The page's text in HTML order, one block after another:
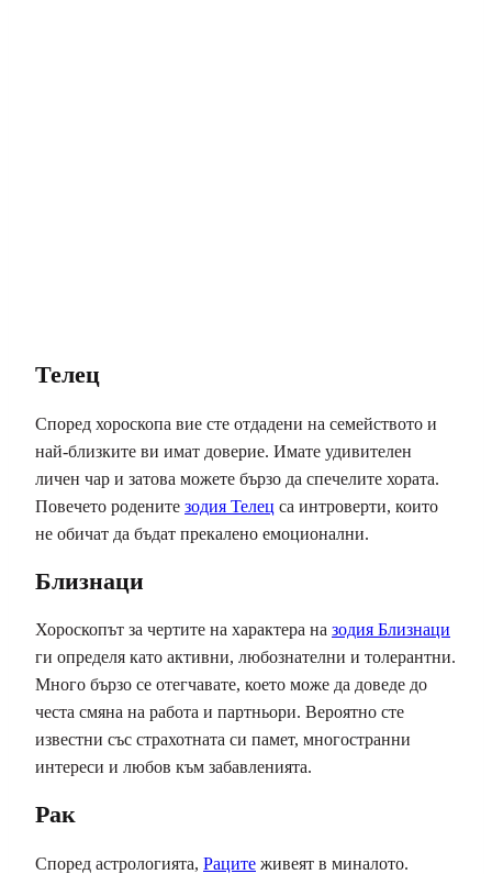
Телец
Според хороскопа вие сте отдадени на семейството и
най-близките ви имат доверие. Имате удивителен
личен чар и затова можете бързо да спечелите хората.
Повечето родените зодия Телец са интроверти, които
не обичат да бъдат прекалено емоционални.
Близнаци
Хороскопът за чертите на характера на зодия Близнаци
ги определя като активни, любознателни и толерантни.
Много бързо се отегчавате, което може да доведе до
честа смяна на работа и партньори. Вероятно сте
известни със страхотната си памет, многостранни
интереси и любов към забавленията.
Рак
Според астрологията, Раците живеят в миналото.